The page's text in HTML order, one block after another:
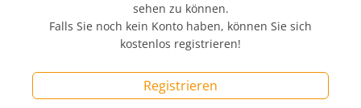
sehen zu können.
Falls Sie noch kein Konto haben, können Sie sich
kostenlos registrieren!
Registrieren